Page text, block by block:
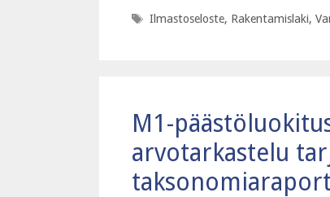
Avainsanat
Ilmastoseloste, Rakentamislaki,
M1-
arvotarkastelu